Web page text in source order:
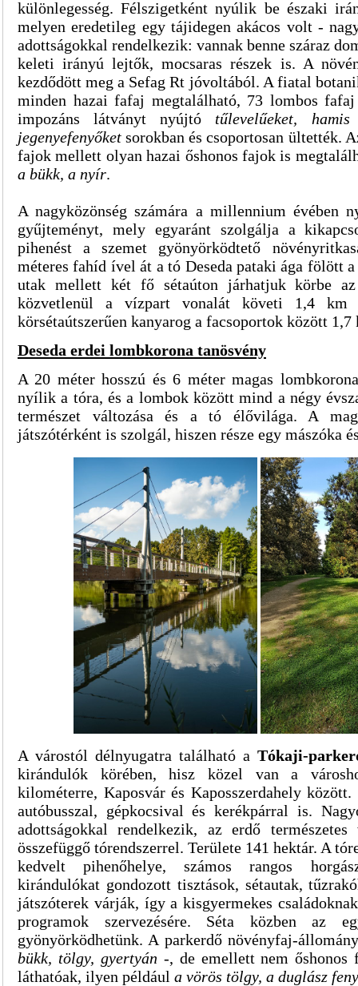
különlegesség. Félszigetként nyúlik be északi
melyen eredetileg egy tájidegen akácos volt -
adottságokkal rendelkezik: vannak benne száraz
keleti irányú lejtők, mocsaras részek is. A
kezdődött meg a Sefag Rt jóvoltából. A fiatal
minden hazai fafaj megtalálható, 73 lombos
impozáns látványt nyújtó tűlevelűeket,
jegenyefenyőket sorokban és csoportosan ültették.
fajok mellett olyan hazai őshonos fajok is
a bükk, a nyír.
A nagyközönség számára a millennium évében
gyűjteményt, mely egyaránt szolgálja a
pihenést a szemet gyönyörködtető
méteres fahíd ível át a tó Deseda pataki ága fölött
utak mellett két fő sétaúton járhatjuk körbe
közvetlenül a vízpart vonalát követi 1,4 km
körsétaútszerűen kanyarog a facsoportok között 1,7
Deseda erdei lombkorona tanösvény
A 20 méter hosszú és 6 méter magas
nyílik a tóra, és a lombok között mind a négy
természet változása és a tó élővilága. A
játszótérként is szolgál, hiszen része egy mászóka
A várostól délnyugatra található a Tókaji-
kirándulók körében, hisz közel van a
kilométerre, Kaposvár és Kaposszerdahely
autóbusszal, gépkocsival és kerékpárral is.
adottságokkal rendelkezik, az erdő
összefüggő tórendszerrel. Területe 141 hektár. A
kedvelt pihenőhelye, számos rangos
kirándulókat gondozott tisztások, sétautak,
játszóterek várják, így a kisgyermekes
programok szervezésére. Séta közben az
gyönyörködhetünk. A parkerdő növényfaj-
bükk, tölgy, gyertyán -, de emellett nem őshonos
láthatóak, ilyen például a vörös tölgy, a duglász